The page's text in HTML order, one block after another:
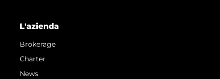
L'azienda
Brokerage
Charter
News